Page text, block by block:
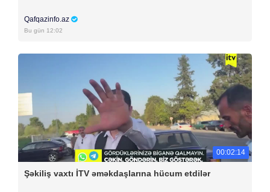
Qafqazinfo.az
Bu gün 12:02
00:02:14
Şəkiliş vaxtı İTV əməkdaşlarına hücum etdilər